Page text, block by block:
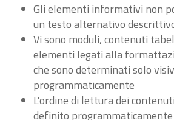
Gli elementi informativi non
un testo alternativo
Vi sono moduli, contenuti
elementi legati alla
che sono determinati solo
programmaticamente
L'ordine di lettura dei
definito programmaticamente